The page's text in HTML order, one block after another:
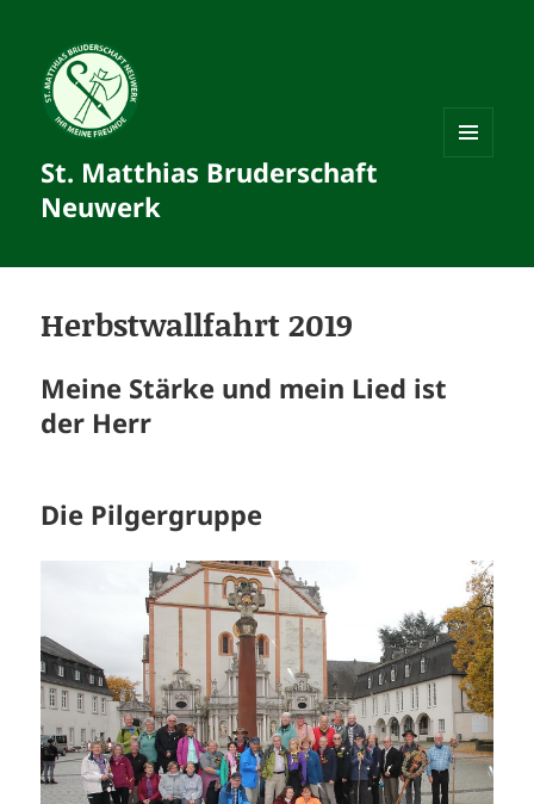
St. Matthias Bruderschaft
Neuwerk
Herbstwallfahrt 2019
Meine Stärke und mein Lied ist
der Herr
Die Pilgergruppe